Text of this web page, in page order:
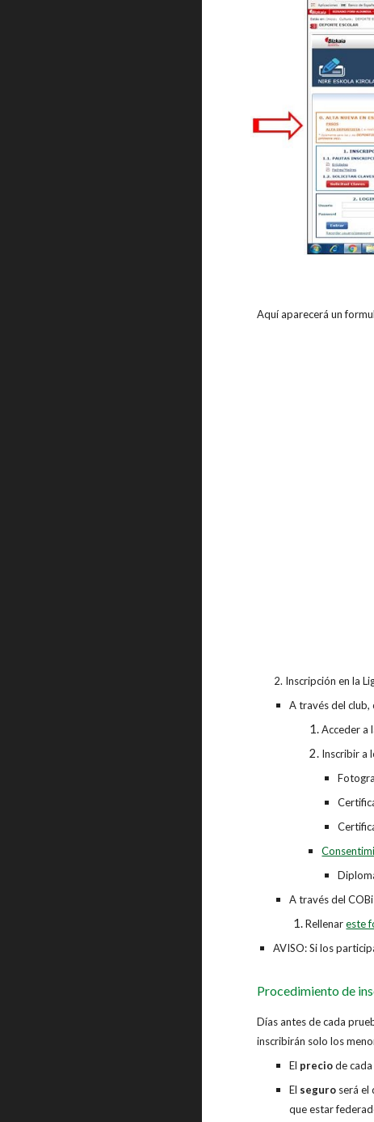
Aquí aparecerá un
2. Inscripción en la
A través del club,
Acceder a
Inscribir a
A través del
Rellenareste
AVISO: Si los
Procedimiento de
Días antes de cada
inscribirán solo los
El preciode
El seguro será el
que estar